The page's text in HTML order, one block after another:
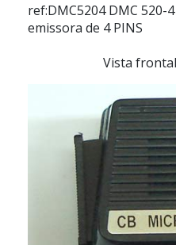
ref:DMC5204DMC 520-
emissora de 4 PINS
Vista